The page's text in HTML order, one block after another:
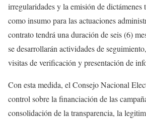
irregularidades y la emisión de dictámenes
como insumo para las actuaciones
contrato tendrá una duración de seis (6)
se desarrollarán actividades de
visitas de verificación y presentación de
Con esta medida, el Consejo Nacional
control sobre la financiación de las
consolidación de la transparencia, la